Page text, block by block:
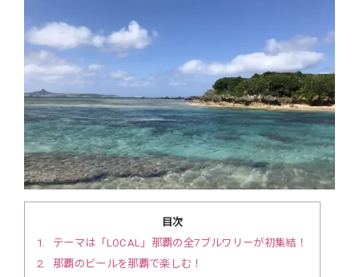
目次
1
テーマは「LOCAL」那覇の全7ブルワリーが初集結！
2
那覇のビールを那覇で楽しむ！